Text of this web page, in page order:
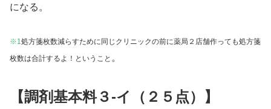
になる。
※1処方箋枚数減らすために同じクリニックの前に薬局２店舗作っても処方箋
枚数は合計するよ！ということ 。
【調剤基本料３-イ（２５点）】